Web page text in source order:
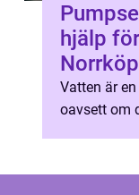
hjälp
Vatten är
oavsett om